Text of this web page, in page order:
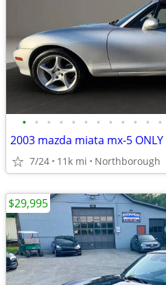
• • • • • • • • • • • •
2003 mazda miata mx-5 ONLY
7/24 11k mi Northborough
$29,995